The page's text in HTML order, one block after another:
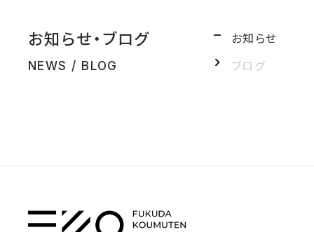
お知らせ・ブログ
NEWS / BLOG
お知らせ
ブログ